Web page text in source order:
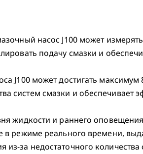
насос J100 может
подачу смазки и
J100 может достигать максимум
систем смазки и обеспечивает
жидкости и раннего
в режиме реального времени,
за недостаточного количества